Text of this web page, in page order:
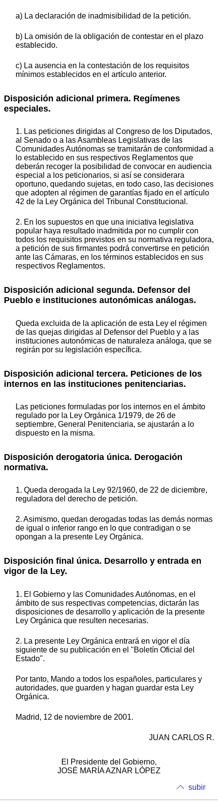
a) La declaración de inadmisibilidad de la petición.
b) La omisión de la obligación de contestar en el plazo
establecido.
c) La ausencia en la contestación de los requisitos
mínimos establecidos en el artículo anterior.
Disposición adicional primera. Regímenes
especiales.
1. Las peticiones dirigidas al Congreso de los Diputados,
al Senado o a las Asambleas Legislativas de las
Comunidades Autónomas se tramitarán de conformidad a
lo establecido en sus respectivos Reglamentos que
deberán recoger la posibilidad de convocar en audiencia
especial a los peticionarios, si así se considerara
oportuno, quedando sujetas, en todo caso, las decisiones
que adopten al régimen de garantías fijado en el artículo
42 de la Ley Orgánica del Tribunal Constitucional.
2. En los supuestos en que una iniciativa legislativa
popular haya resultado inadmitida por no cumplir con
todos los requisitos previstos en su normativa reguladora,
a petición de sus firmantes podrá convertirse en petición
ante las Cámaras, en los términos establecidos en sus
respectivos Reglamentos.
Disposición adicional segunda. Defensor del
Pueblo e instituciones autonómicas análogas.
Queda excluida de la aplicación de esta Ley el régimen
de las quejas dirigidas al Defensor del Pueblo y a las
instituciones autonómicas de naturaleza análoga, que se
regirán por su legislación específica.
Disposición adicional tercera. Peticiones de los
internos en las instituciones penitenciarias.
Las peticiones formuladas por los internos en el ámbito
regulado por la Ley Orgánica 1/1979, de 26 de
septiembre, General Penitenciaria, se ajustarán a lo
dispuesto en la misma.
Disposición derogatoria única. Derogación
normativa.
1. Queda derogada la Ley 92/1960, de 22 de diciembre,
reguladora del derecho de petición.
2. Asimismo, quedan derogadas todas las demás normas
de igual o inferior rango en lo que contradigan o se
opongan a la presente Ley Orgánica.
Disposición final única. Desarrollo y entrada en
vigor de la Ley.
1. El Gobierno y las Comunidades Autónomas, en el
ámbito de sus respectivas competencias, dictarán las
disposiciones de desarrollo y aplicación de la presente
Ley Orgánica que resulten necesarias.
2. La presente Ley Orgánica entrará en vigor el día
siguiente de su publicación en el "Boletín Oficial del
Estado".
Por tanto, Mando a todos los españoles, particulares y
autoridades, que guarden y hagan guardar esta Ley
Orgánica.
Madrid, 12 de noviembre de 2001.
JUAN CARLOS R.
El Presidente del Gobierno,
JOSÉ MARÍA AZNAR LÓPEZ
subir